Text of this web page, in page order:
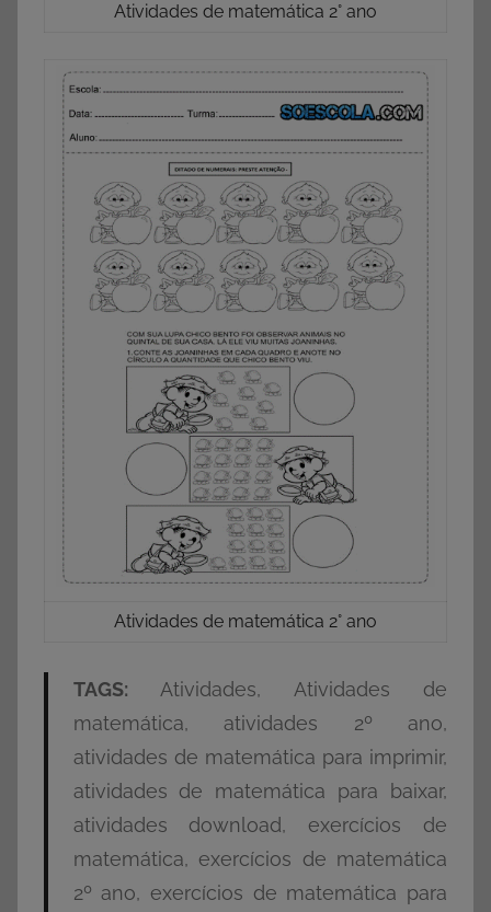
Atividades de matemática 2° ano
Atividades de matemática 2° ano
TAGS: Atividades, Atividades de
matemática, atividades 2º ano,
atividades de matemática para imprimir,
atividades de matemática para baixar,
atividades download, exercícios de
matemática, exercícios de matemática
2º ano, exercícios de matemática para